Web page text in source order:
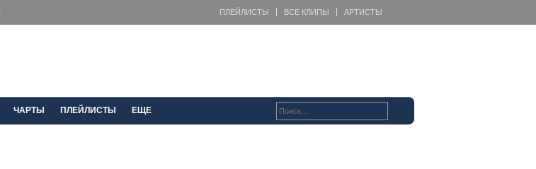
ПЛЕЙЛИСТЫ ВСЕ КЛИПЫ АРТИСТЫ
ЧАРТЫ ПЛЕЙЛИСТЫ ЕЩЕ